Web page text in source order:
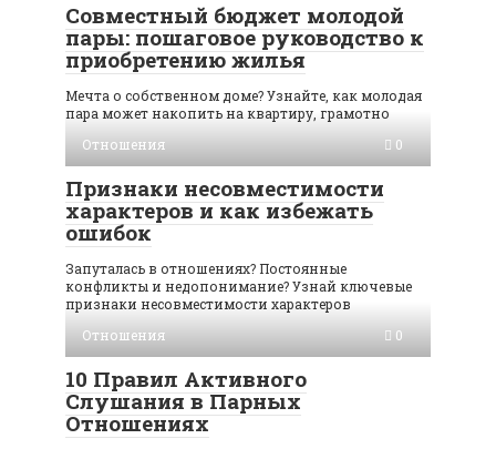
Совместный бюджет молодой
пары: пошаговое руководство к
приобретению жилья
Мечта о собственном доме? Узнайте, как молодая
пара может накопить на квартиру, грамотно
Отношения
0
Признаки несовместимости
характеров и как избежать
ошибок
Запуталась в отношениях? Постоянные
конфликты и недопонимание? Узнай ключевые
признаки несовместимости характеров
Отношения
0
10 Правил Активного
Слушания в Парных
Отношениях